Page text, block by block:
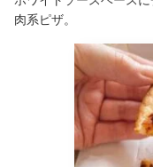
肉系ピザ。